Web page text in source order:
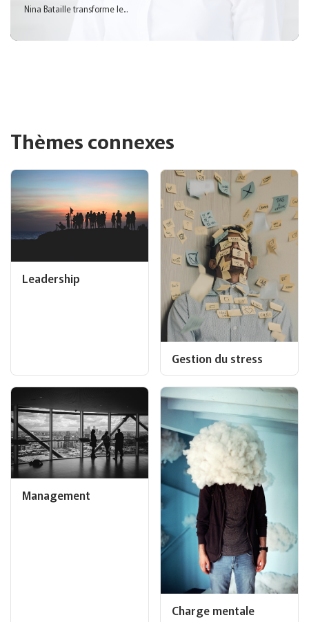
Nina Bataille transforme le...
Thèmes connexes
Leadership
Gestion du stress
Management
Charge mentale